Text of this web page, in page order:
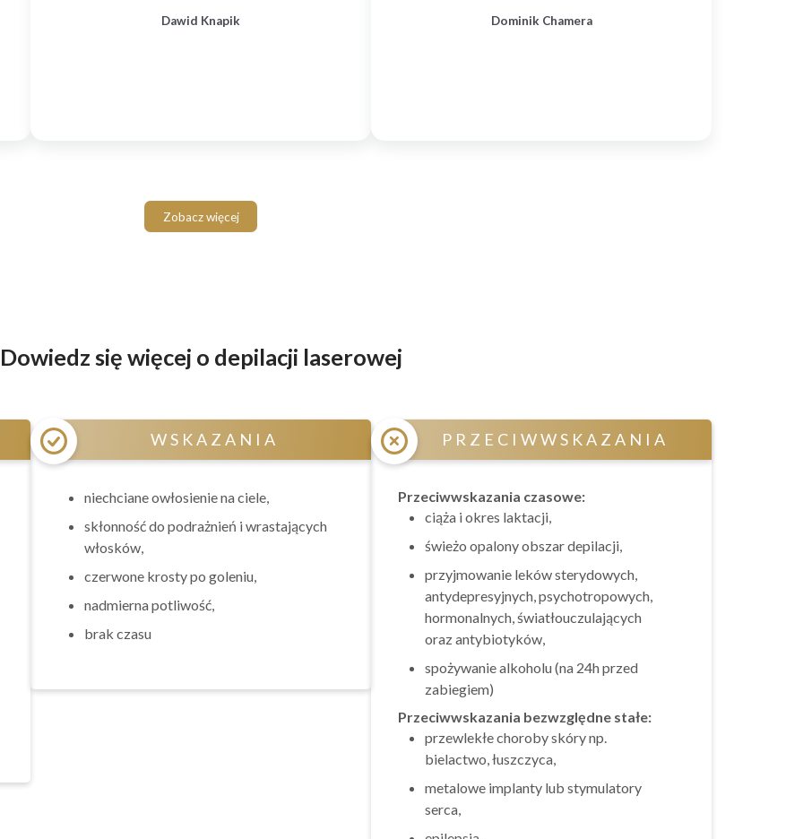
Dawid Knapik Dominik Chamera
Zobacz więcej
Dowiedz się więcej o depilacji laserowej
WSKAZANIA
niechciane owłosienie na ciele,
skłonność do podrażnień i wrastających
włosków,
czerwone krosty po goleniu,
nadmierna potliwość,
brak czasu
PRZECIWWSKAZANIA
Przeciwwskazania czasowe:
ciąża i okres laktacji,
świeżo opalony obszar depilacji,
przyjmowanie leków sterydowych,
antydepresyjnych, psychotropowych,
hormonalnych, światłouczulających
oraz antybiotyków,
spożywanie alkoholu (na 24h przed
zabiegiem)
Przeciwwskazania bezwzględne stałe:
przewlekłe choroby skóry np.
bielactwo, łuszczyca,
metalowe implanty lub stymulatory
serca,